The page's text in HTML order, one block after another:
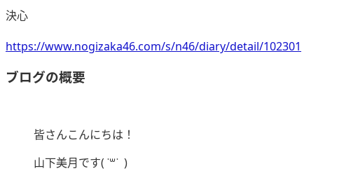
決心
https://www.nogizaka46.com/s/n46/diary/detail/102301
ブログの概要
皆さんこんにちは！
山下美月です( ˙꒳​˙ )